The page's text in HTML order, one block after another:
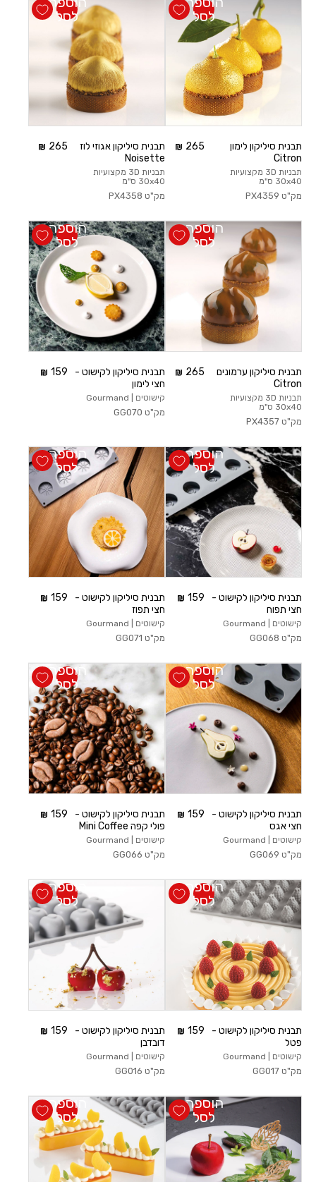
תבנית סיליקון לימון
Citron
תבניות 3D מקצועיות
30x40 ס"מ
מק"ט PX4359
265
לסל
תבנית סיליקון אגוזי לוז
Noisette
תבניות 3D מקצועיות
30x40 ס"מ
מק"ט PX4358
265
לסל
תבנית סיליקון ערמונים
Citron
תבניות 3D מקצועיות
30x40 ס"מ
מק"ט PX4357
265
הוספה
לסל
תבנית סיליקון לקישוט -
חצי לימון
קישוטים | Gourmand
מק"ט GG070
159
הוספה
לסל
תבנית סיליקון לקישוט -
חצי תפוח
קישוטים | Gourmand
מק"ט GG068
159
הוספה
לסל
תבנית סיליקון לקישוט -
חצי תפוז
קישוטים | Gourmand
מק"ט GG071
159
הוספה
לסל
תבנית סיליקון לקישוט -
חצי אגס
קישוטים | Gourmand
מק"ט GG069
159
הוספה
לסל
תבנית סיליקון לקישוט -
פולי קפה Mini Coffee
קישוטים | Gourmand
מק"ט GG066
159
הוספה
לסל
תבנית סיליקון לקישוט -
פטל
קישוטים | Gourmand
מק"ט GG017
159
הוספה
לסל
תבנית סיליקון לקישוט -
דובדבן
קישוטים | Gourmand
מק"ט GG016
159
הוספה
לסל
הוספה
לסל
הוספה
לסל